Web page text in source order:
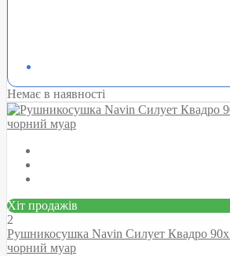
Немає в наявності
Хіт продажів
2
Рушникосушка Navin Силует Квадро
чорний муар